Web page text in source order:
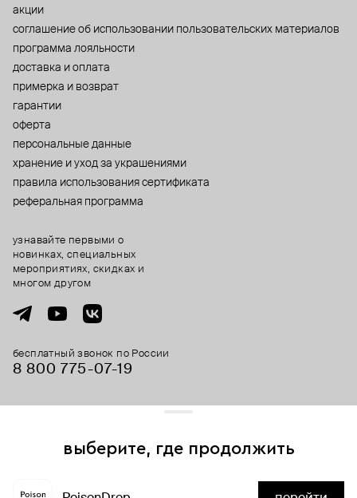
акции
cоглашение об использовании пользовательских материалов
программа лояльности
доставка и оплата
примерка и возврат
гарантии
оферта
персональные данные
хранение и уход за украшениями
правила использования сертификата
реферальная программа
бесплатный звонок по России
8 800 775⁠-07⁠-19
узнавайте первыми о
новинках, специальных
мероприятиях, скидках и
многом другом
выберите, где продолжить
и сервисы аналитики. Продолжая его использование,